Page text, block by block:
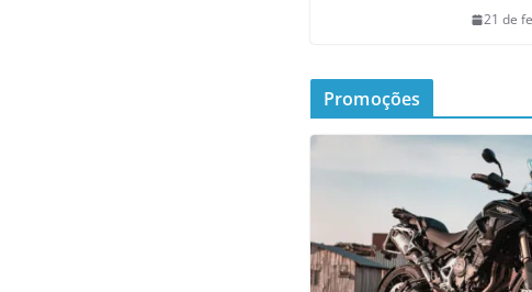
21 de
Promoções